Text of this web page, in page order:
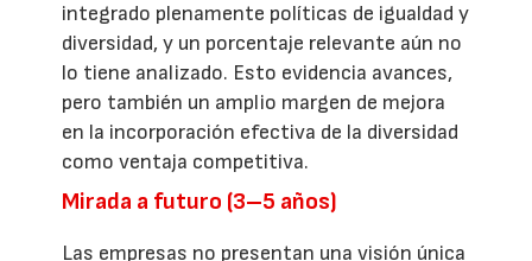
integrado plenamente políticas de igualdad y
diversidad, y un porcentaje relevante aún no
lo tiene analizado. Esto evidencia avances,
pero también un amplio margen de mejora
en la incorporación efectiva de la diversidad
como ventaja competitiva.
Mirada a futuro (3–5 años)
Las empresas no presentan una visión única